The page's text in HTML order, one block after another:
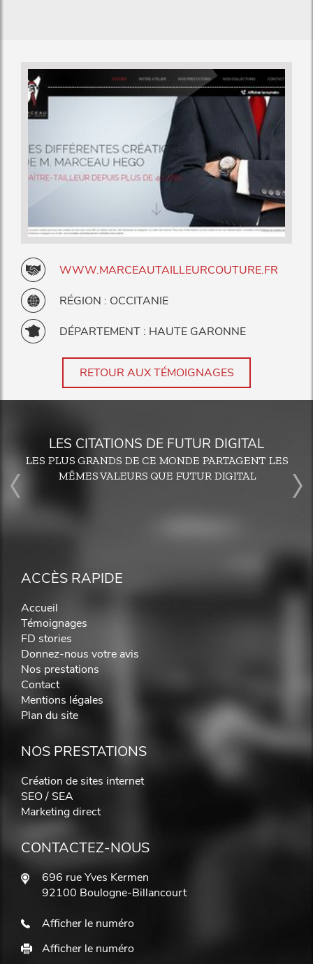
WWW.MARCEAUTAILLEURCOUTURE.FR
RÉGION : OCCITANIE
DÉPARTEMENT : HAUTE GARONNE
RETOUR AUX TÉMOIGNAGES
LES CITATIONS DE FUTUR DIGITAL
LES PLUS GRANDS DE CE MONDE PARTAGENT LES
MÊMES VALEURS QUE FUTUR DIGITAL
ACCÈS RAPIDE
Accueil
Témoignages
FD stories
Donnez-nous votre avis
Nos prestations
Contact
Mentions légales
Plan du site
NOS PRESTATIONS
Création de sites internet
SEO / SEA
Marketing direct
CONTACTEZ-NOUS
696 rue Yves Kermen
92100 Boulogne-Billancourt
Afficher le numéro
Afficher le numéro